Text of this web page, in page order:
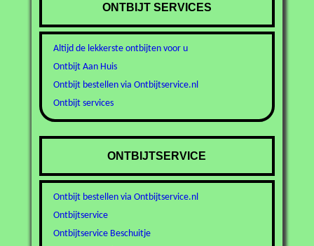
ONTBIJT SERVICES
Altijd de lekkerste ontbijten voor u
Ontbijt Aan Huis
Ontbijt bestellen via Ontbijtservice.nl
Ontbijt services
ONTBIJTSERVICE
Ontbijt bestellen via Ontbijtservice.nl
Ontbijtservice
Ontbijtservice Beschuitje